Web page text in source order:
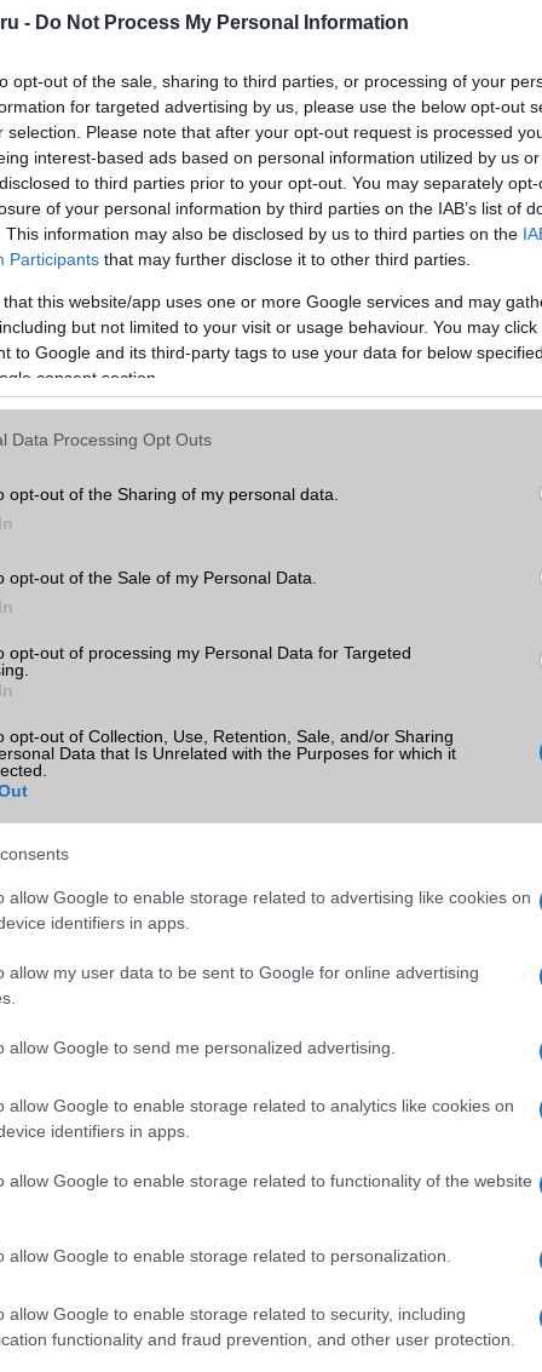
- Do Not Process My Personal Information
opt-out of the sale, sharing to third parties, or processing of your
for targeted advertising by us, please use the below opt-out
selection. Please note that after your opt-out request is processed
interest-based ads based on personal information utilized by us
to third parties prior to your opt-out. You may separately
of your personal information by third parties on the IAB’s list of
This information may also be disclosed by us to third parties on the
Participants that may further disclose it to other third parties.
that this website/app uses one or more Google services and may
but not limited to your visit or usage behaviour. You may
to Google and its third-party tags to use your data for below
consent section.
Data Processing Opt Outs
opt-out of the Sharing of my personal data.
opt-out of the Sale of my Personal Data.
opt-out of processing my Personal Data for Targeted
opt-out of Collection, Use, Retention, Sale, and/or Sharing
Data that Is Unrelated with the Purposes for which it
allow Google to enable storage related to advertising like cookies on
identifiers in apps.
allow my user data to be sent to Google for online advertising
allow Google to send me personalized advertising.
allow Google to enable storage related to analytics like cookies on
identifiers in apps.
allow Google to enable storage related to functionality of the website
allow Google to enable storage related to personalization.
allow Google to enable storage related to security, including
functionality and fraud prevention, and other user protection.
186
Rádió Nincs
Max. kamera felbontás (több
kamera esetén)
Nincs
Video lejátszás Nincs
MEMÓRIA ÉS TÁRHELY
Telefonkönyv db
Min. memória 2 GB
Min. háttértár 32 GB
Memória bővíthetőség Nincs
ADATCSERE
GPRS
WAP
Bluetooth v5,x
Wi-Fi Direct Nincs
Wi-Fi extra
Wi-Fi HotSpot Nincs
TV/USB kapcsolat Nincs
BDS (Kína), Galileo (EU)
AKKUMULÁTOR
Típus Li-Ion